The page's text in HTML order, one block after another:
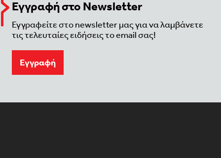
Εγγραφή στο Newsletter
Εγγραφείτε στο newsletter μας για να λαμβάνετε
τις τελευταίες ειδήσεις το email σας!
Eγγραφή